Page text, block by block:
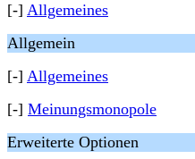
[-] Allgemeines
Allgemein
[-] Allgemeines
[-] Meinungsmonopole
Erweiterte Optionen